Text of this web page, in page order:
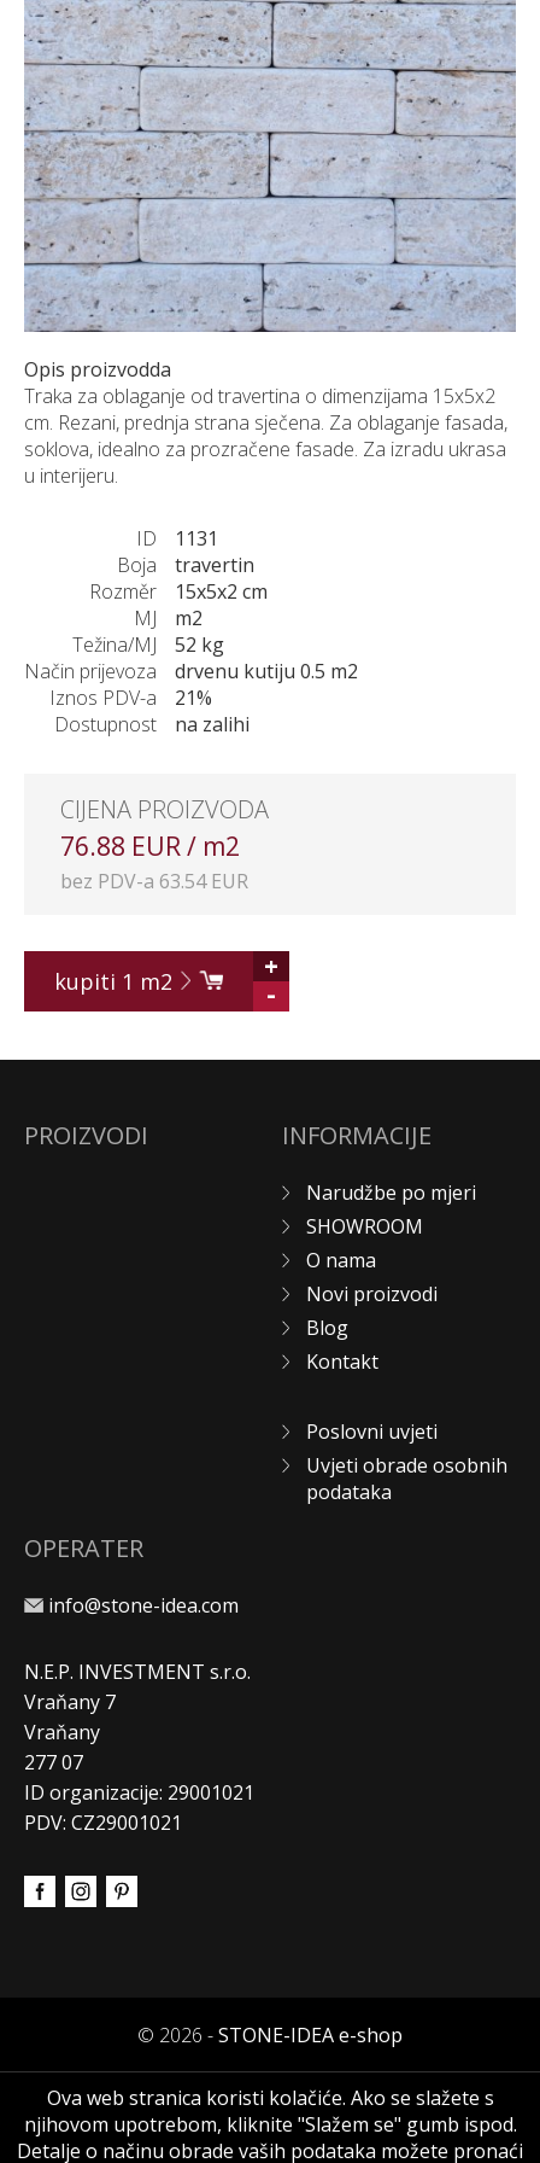
NARUDŽBE PO MJERI
O NAMA
NOVI PROIZVODI
SHOWROOM
BLOG
KONTAKTI
Opis proizvodda
Traka za oblaganje od travertina o dimenzijama 15x5x2
cm. Rezani, prednja strana sječena. Za oblaganje fasada,
soklova, idealno za prozračene fasade. Za izradu ukrasa
u interijeru.
ID
1131
Boja
travertin
Rozměr
15x5x2 cm
MJ
m2
Težina/MJ
52 kg
Način prijevoza
drvenu kutiju 0.5 m2
Iznos PDV-a
21%
Dostupnost
na zalihi
CIJENA PROIZVODA
76.88 EUR / m2
bez PDV-a 63.54 EUR
kupiti 1 m2
+
-
PROIZVODI INFORMACIJE
Narudžbe po mjeri
SHOWROOM
O nama
Novi proizvodi
Blog
Kontakt
Poslovni uvjeti
Uvjeti obrade osobnih
podataka
OPERATER
info@stone-idea.com
N.E.P. INVESTMENT s.r.o.
Vraňany 7
Vraňany
277 07
ID organizacije: 29001021
PDV: CZ29001021
© 2026 -STONE-IDEA e-shop
Ova web stranica koristi kolačiće. Ako se slažete s
njihovom upotrebom, kliknite "Slažem se" gumb ispod.
Detalje o načinu obrade vaših podataka možete pronaći